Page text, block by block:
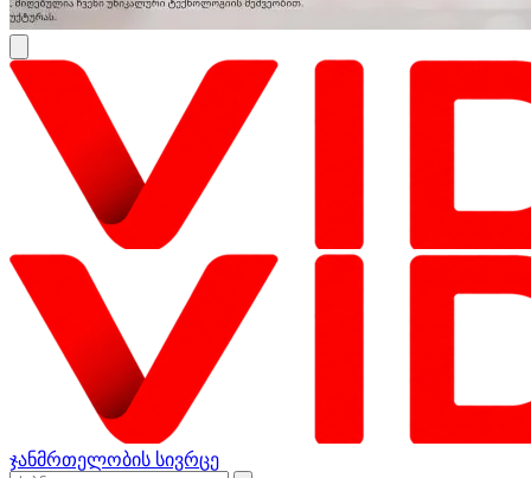
ჯანმრთელობის სივრცე